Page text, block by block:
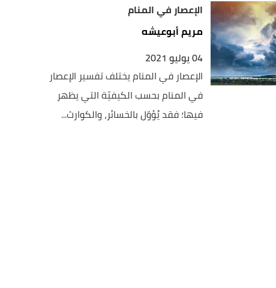
الإعصار في المنام
مريم أبوعيشه
04 يوليو 2021
الإعصار في المنام يختلف تفسير الإعصار
في المنام بحسب الكيفيّة التي يظهر
فيها؛ فقد يُؤوّل بالخسائر، والكوارث...